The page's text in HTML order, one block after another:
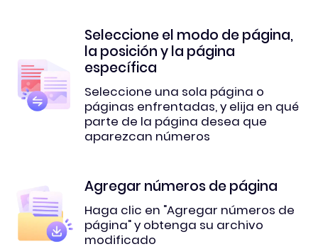
Seleccione el modo de página,
la posición y la página
específica
Seleccione una sola página o
páginas enfrentadas, y elija en qué
parte de la página desea que
aparezcan números
Agregar números de página
Haga clic en "Agregar números de
página" y obtenga su archivo
modificado